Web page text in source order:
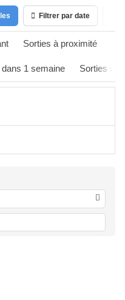
Filtrer par date
Sorties à proximité
1 semaine Sorties